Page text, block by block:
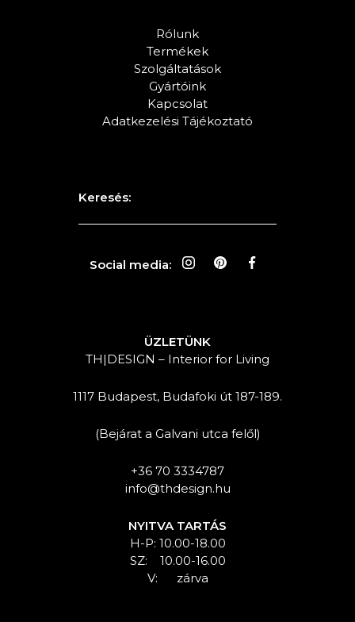
Rólunk
Termékek
Szolgáltatások
Gyártóink
Kapcsolat
Adatkezelési Tájékoztató
Keresés:
Social media:
ÜZLETÜNK
TH|DESIGN – Interior for Living
1117 Budapest, Budafoki út 187-189.
(Bejárat a Galvani utca felől)
+36 70 3334787
info@thdesign.hu
NYITVA TARTÁS
H-P: 10.00-18.00
SZ: 10.00-16.00
V: zárva